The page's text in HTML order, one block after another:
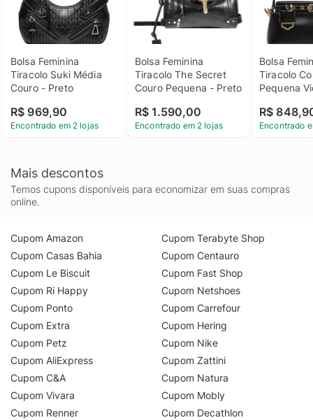
Bolsa Feminina
Tiracolo Suki Média
Couro - Preto
R$ 969,90
Encontrado em 2 lojas
Bolsa Feminina
Tiracolo The Secret
Couro Pequena - Preto
R$ 1.590,00
Encontrado em 2 lojas
Bolsa
Tiracolo
Pequena
R$
Encontrado
Mais descontos
Temos cupons disponíveis para economizar em suas compras
online.
Cupom Amazon
Cupom Casas Bahia
Cupom Le Biscuit
Cupom Ri Happy
Cupom Ponto
Cupom Extra
Cupom Petz
Cupom AliExpress
Cupom C&A
Cupom Vivara
Cupom Renner
Cupom Terabyte Shop
Cupom Centauro
Cupom Fast Shop
Cupom Netshoes
Cupom Carrefour
Cupom Hering
Cupom Nike
Cupom Zattini
Cupom Natura
Cupom Mobly
Cupom Decathlon